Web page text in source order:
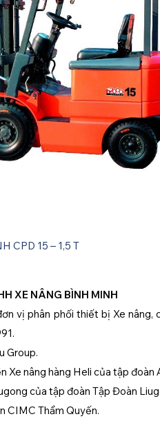
CPD 15 – 1,5 T
XE NÂNG BÌNH MINH
vị phân phối thiết bị Xe nâng,
Group.
Xe nâng hàng Heli của tập
của tập đoàn Tập Đoàn
CIMC Thẩm Quyến.